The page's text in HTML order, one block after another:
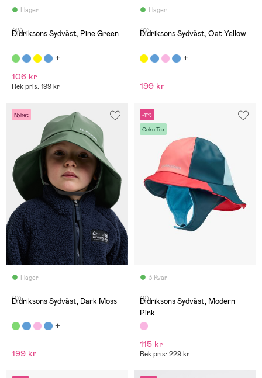
I lager
(14)
Didriksons Sydväst, Pine Green
106 kr
Rek pris: 199 kr
I lager
(0)
Didriksons Sydväst, Oat Yellow
199 kr
Nyhet
I lager
(0)
Didriksons Sydväst, Dark Moss
199 kr
-11%
Oeko-Tex
3 Kvar
(2)
Didriksons Sydväst, Modern
Pink
115 kr
Rek pris: 229 kr